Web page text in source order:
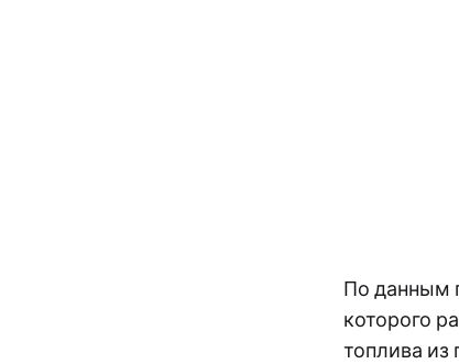
По данным
которого
топлива из